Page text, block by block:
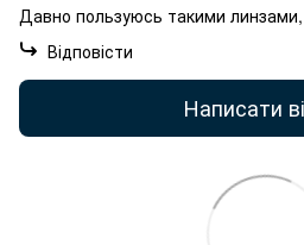
Давно пользуюсь такими
Відповісти
Написати